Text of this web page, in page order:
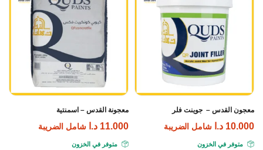
معجون القدس – جوينت فلر
10.000 د.ا شامل الضريبة
متوفر في الخزون
معجونة القدس – اسمنتية
11.000 د.ا شامل الضريبة
متوفر في الخزون